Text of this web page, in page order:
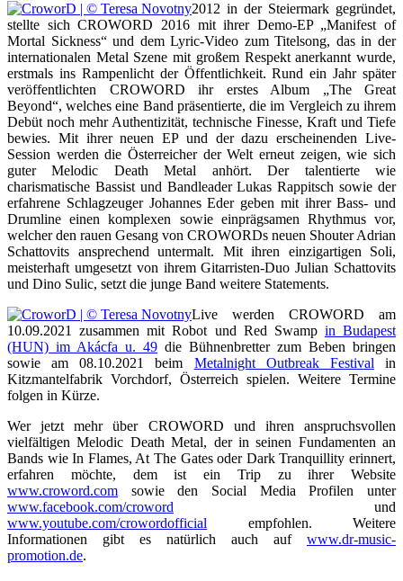
2012 in der Steiermark gegründet,
stellte sich CROWORD 2016 mit ihrer Demo-EP „Manifest of
Mortal Sickness“ und dem Lyric-Video zum Titelsong, das in der
internationalen Metal Szene mit großem Respekt anerkannt wurde,
erstmals ins Rampenlicht der Öffentlichkeit. Rund ein Jahr später
veröffentlichten CROWORD ihr erstes Album „The Great
Beyond“, welches eine Band präsentierte, die im Vergleich zu ihrem
Debüt noch mehr Authentizität, technische Finesse, Kraft und Tiefe
bewies. Mit ihrer neuen EP und der dazu erscheinenden Live-
Session werden die Österreicher der Welt erneut zeigen, wie sich
guter Melodic Death Metal anhört. Der talentierte wie
charismatische Bassist und Bandleader Lukas Rappitsch sowie der
erfahrene Schlagzeuger Johannes Eder geben mit ihrer Bass- und
Drumline einen komplexen sowie einprägsamen Rhythmus vor,
welcher den rauen Gesang von CROWORDs neuen Shouter Adrian
Schattovits ansprechend untermalt. Mit ihren einzigartigen Soli,
meisterhaft umgesetzt von ihrem Gitarristen-Duo Julian Schattovits
und Dino Sulic, setzt die junge Band weitere Statements.
Live werden CROWORD am
10.09.2021 zusammen mit Robot und Red Swamp in Budapest
(HUN) im Akácfa u. 49 die Bühnenbretter zum Beben bringen
sowie am 08.10.2021 beim Metalnight Outbreak Festivalin
Kitzmantelfabrik Vorchdorf, Österreich spielen. Weitere Termine
folgen in Kürze.
Wer jetzt mehr über CROWORD und ihren anspruchsvollen
vielfältigen Melodic Death Metal, der in seinen Fundamenten an
Bands wie In Flames, At The Gates oder Dark Tranquillity erinnert,
erfahren möchte, dem ist ein Trip zu ihrer Website
www.croword.com sowie den Social Media Profilen unter
www.facebook.com/croword und
www.youtube.com/crowordofficial empfohlen. Weitere
Informationen gibt es natürlich auch auf www.dr-music-
promotion.de.